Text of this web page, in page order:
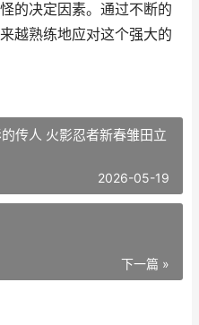
的决定因素。通过不断的
越熟练地应对这个强大的
传人 火影忍者新春雏田立
2026-05-19
下一篇 »